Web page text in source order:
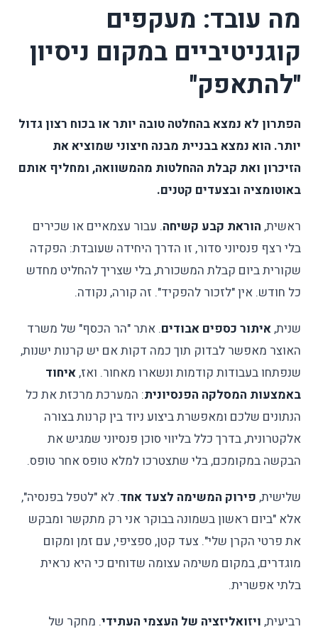
מה עובד: מעקפים
קוגניטיביים במקום ניסיון
"להתאפק"
הפתרון לא נמצא בהחלטה טובה יותר או בכוח רצון גדול
יותר. הוא נמצא בבניית מבנה חיצוני שמוציא את
הזיכרון ואת קבלת ההחלטות מהמשוואה, ומחליף אותם
באוטומציה ובצעדים קטנים.
ראשית, הוראת קבע קשיחה. עבור עצמאיים או שכירים
בלי רצף פנסיוני סדור, זו הדרך היחידה שעובדת: הפקדה
שקורית ביום קבלת המשכורת, בלי שצריך להחליט מחדש
כל חודש. אין "לזכור להפקיד". זה קורה, נקודה.
שנית,איתור כספים אבודים. אתר "הר הכסף" של משרד
האוצר מאפשר לבדוק תוך כמה דקות אם יש קרנות ישנות,
שנפתחו בעבודות קודמות ונשארו מאחור. ואז,איחוד
באמצעות המסלקה הפנסיונית: המערכת מרכזת את כל
הנתונים שלכם ומאפשרת ביצוע ניוד בין קרנות בצורה
אלקטרונית, בדרך כלל בליווי סוכן פנסיוני שמגיש את
הבקשה במקומכם, בלי שתצטרכו למלא טופס אחר טופס.
שלישית, פירוק המשימה לצעד אחד. לא "לטפל בפנסיה",
אלא "ביום ראשון בשמונה בבוקר אני רק מתקשר ומבקש
את פרטי הקרן שלי". צעד קטן, ספציפי, עם זמן ומקום
מוגדרים, במקום משימה עצומה שדוחים כי היא נראית
בלתי אפשרית.
רביעית, ויזואליזציה של העצמי העתידי. מחקר של